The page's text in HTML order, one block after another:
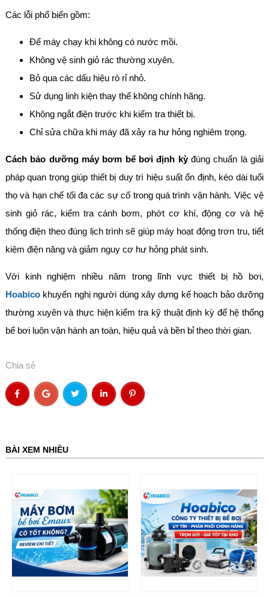
Các lỗi phổ biến gồm:
Để máy chạy khi không có nước mồi.
Không vệ sinh giỏ rác thường xuyên.
Bỏ qua các dấu hiệu rò rỉ nhỏ.
Sử dụng linh kiện thay thế không chính hãng.
Không ngắt điện trước khi kiểm tra thiết bị.
Chỉ sửa chữa khi máy đã xảy ra hư hỏng nghiêm trọng.
Cách bảo dưỡng máy bơm bể bơi định kỳđúng chuẩn là giải
pháp quan trọng giúp thiết bị duy trì hiệu suất ổn định, kéo dài tuổi
thọ và hạn chế tối đa các sự cố trong quá trình vận hành. Việc vệ
sinh giỏ rác, kiểm tra cánh bơm, phớt cơ khí, động cơ và hệ
thống điện theo đúng lịch trình sẽ giúp máy hoạt động trơn tru, tiết
kiệm điện năng và giảm nguy cơ hư hỏng phát sinh.
Với kinh nghiệm nhiều năm trong lĩnh vực thiết bị hồ bơi,
Hoabicokhuyến nghị người dùng xây dựng kế hoạch bảo dưỡng
thường xuyên và thực hiện kiểm tra kỹ thuật định kỳ để hệ thống
bể bơi luôn vận hành an toàn, hiệu quả và bền bỉ theo thời gian.
Chia sẻ
BÀI XEM NHIỀU